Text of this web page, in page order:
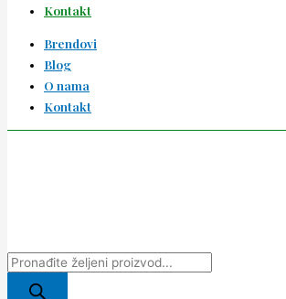
Kontakt
Brendovi
Blog
O nama
Kontakt